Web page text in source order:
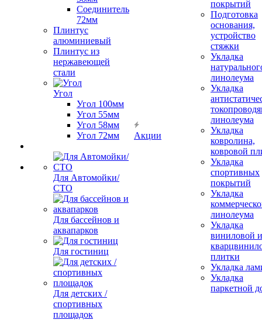
Соединитель
72мм
Плинтус
алюминиевый
Плинтус из
нержавеющей
стали
Угол
Угол 100мм
Угол 55мм
Угол 58мм
Угол 72мм
Для Автомойки/
СТО
Для бассейнов и
аквапарков
Для гостиниц
Для детских /
спортивных
площадок
Акции
покрытий
Подготовка
основания,
устройство
стяжки
Укладка
линолеума
Укладка
линолеума
Укладка
ковролина,
ковровой
Укладка
спортивных
покрытий
Укладка
линолеума
Укладка
виниловой и
плитки
Укладка
Укладка
паркетной